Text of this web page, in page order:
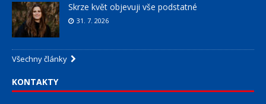
Skrze květ objevuji vše podstatné
31. 7. 2026
Všechny články
KONTAKTY